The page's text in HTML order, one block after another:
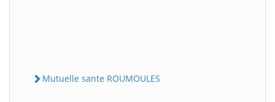
Mutuelle sante ROUMOULES